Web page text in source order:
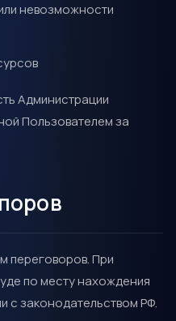
невозможности
Администрации
Пользователем за
переговоров. При
по месту нахождения
с законодательством РФ.